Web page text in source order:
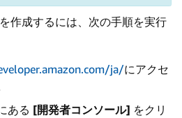
作成するには、次の手順を実行
ja/にアクセ
ある [開発者コンソール] をクリ